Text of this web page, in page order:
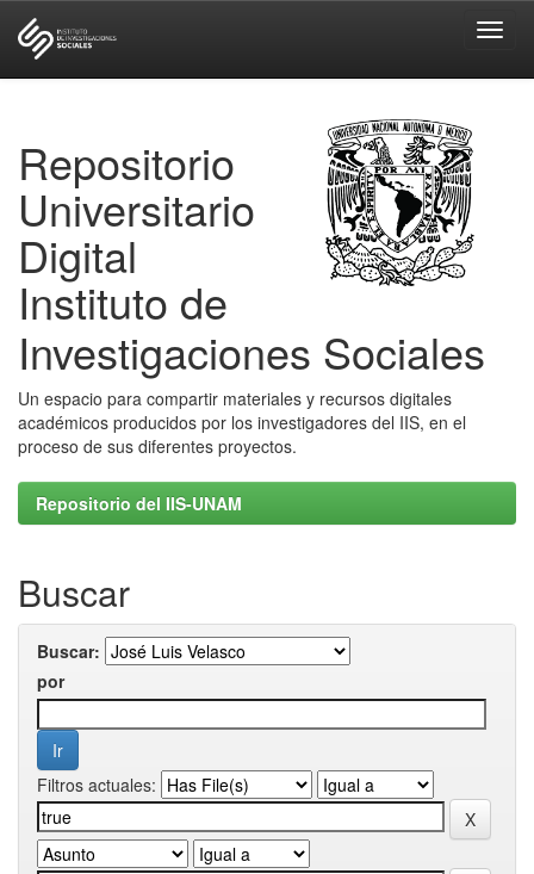
Repositorio
Universitario
Digital
Instituto de
Investigaciones Sociales
Un espacio para compartir materiales y recursos digitales
académicos producidos por los investigadores del IIS, en el
proceso de sus diferentes proyectos.
Repositorio del IIS-UNAM
Buscar
Buscar:
por
Filtros actuales: